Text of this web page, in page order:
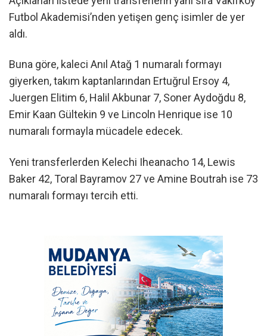
Futbol Akademisi’nden yetişen genç isimler de yer
aldı.
Buna göre, kaleci Anıl Atağ 1 numaralı formayı
giyerken, takım kaptanlarından Ertuğrul Ersoy 4,
Juergen Elitim 6, Halil Akbunar 7, Soner Aydoğdu 8,
Emir Kaan Gültekin 9 ve Lincoln Henrique ise 10
numaralı formayla mücadele edecek.
Yeni transferlerden Kelechi Iheanacho 14, Lewis
Baker 42, Toral Bayramov 27 ve Amine Boutrah ise 73
numaralı formayı tercih etti.